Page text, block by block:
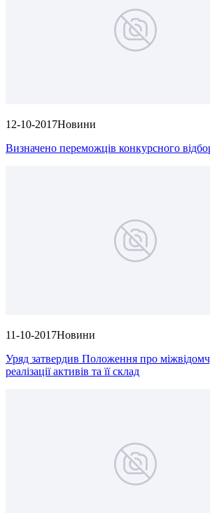
12-10-2017Новини
Визначено переможців конкурсного
11-10-2017Новини
Уряд затвердив Положення про
реалізації активів та її склад